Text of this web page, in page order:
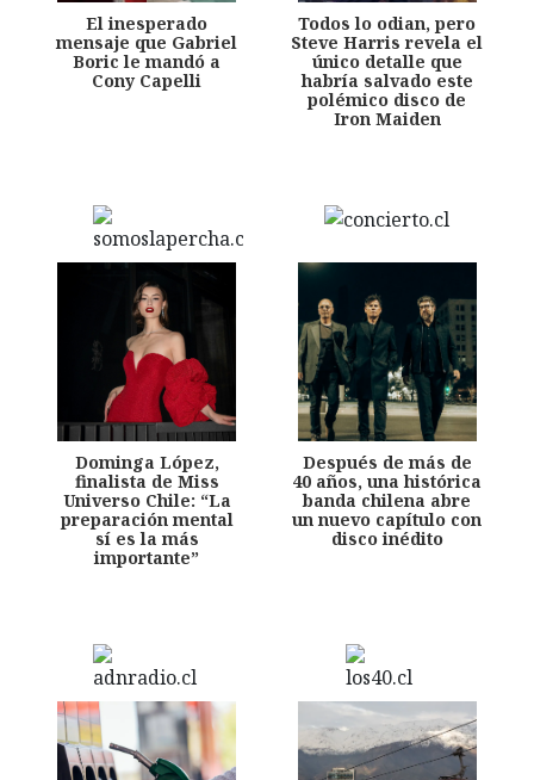
El inesperado
mensaje que Gabriel
Boric le mandó a
Cony Capelli
Todos lo odian, pero
Steve Harris revela el
único detalle que
habría salvado este
polémico disco de
Iron Maiden
Dominga López,
finalista de Miss
Universo Chile: “La
preparación mental
sí es la más
importante”
Después de más de
40 años, una histórica
banda chilena abre
un nuevo capítulo con
disco inédito